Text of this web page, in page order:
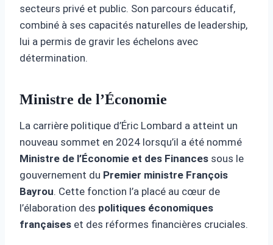
secteurs privé et public. Son parcours éducatif,
combiné à ses capacités naturelles de leadership,
lui a permis de gravir les échelons avec
détermination.
Ministre de l’Économie
La carrière politique d’Éric Lombard a atteint un
nouveau sommet en 2024 lorsqu’il a été nommé
Ministre de l’Économie et des Finances sous le
gouvernement du Premier ministre François
Bayrou. Cette fonction l’a placé au cœur de
l’élaboration des politiques économiques
françaises et des réformes financières cruciales.